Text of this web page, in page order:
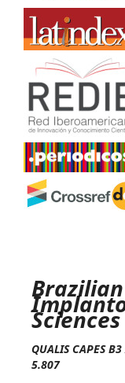
QUALIS CAPES
5.807